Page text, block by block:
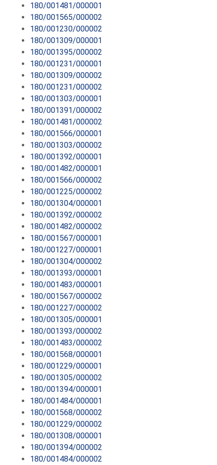
180/001481/000001
180/001565/000002
180/001230/000002
180/001309/000001
180/001395/000002
180/001231/000001
180/001309/000002
180/001231/000002
180/001303/000001
180/001391/000002
180/001481/000002
180/001566/000001
180/001303/000002
180/001392/000001
180/001482/000001
180/001566/000002
180/001225/000002
180/001304/000001
180/001392/000002
180/001482/000002
180/001567/000001
180/001227/000001
180/001304/000002
180/001393/000001
180/001483/000001
180/001567/000002
180/001227/000002
180/001305/000001
180/001393/000002
180/001483/000002
180/001568/000001
180/001229/000001
180/001305/000002
180/001394/000001
180/001484/000001
180/001568/000002
180/001229/000002
180/001308/000001
180/001394/000002
180/001484/000002